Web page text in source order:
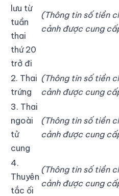
lưu từ
tuần
thai
thứ 20
trở đi
(Thông tin số tiền
cảnh được cung
2. Thai
trứng
(Thông tin số tiền
cảnh được cung
3. Thai
ngoài
tử
cung
(Thông tin số tiền
cảnh được cung
4.
Thuyên
tắc ối
(Thông tin số tiền
cảnh được cung